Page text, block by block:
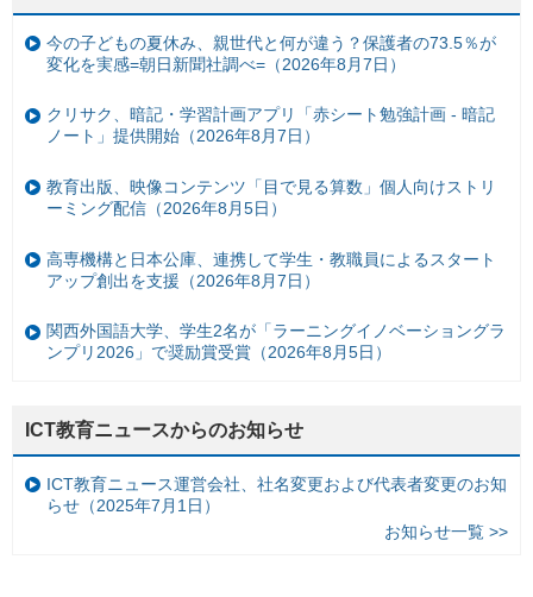
今の子どもの夏休み、親世代と何が違う？保護者の73.5％が
変化を実感=朝日新聞社調べ=（2026年8月7日）
クリサク、暗記・学習計画アプリ「赤シート勉強計画 - 暗記
ノート」提供開始（2026年8月7日）
教育出版、映像コンテンツ「目で見る算数」個人向けストリ
ーミング配信（2026年8月5日）
高専機構と日本公庫、連携して学生・教職員によるスタート
アップ創出を支援（2026年8月7日）
関西外国語大学、学生2名が「ラーニングイノベーショングラ
ンプリ2026」で奨励賞受賞（2026年8月5日）
ICT教育ニュースからのお知らせ
ICT教育ニュース運営会社、社名変更および代表者変更のお知
らせ（2025年7月1日）
お知らせ一覧 >>